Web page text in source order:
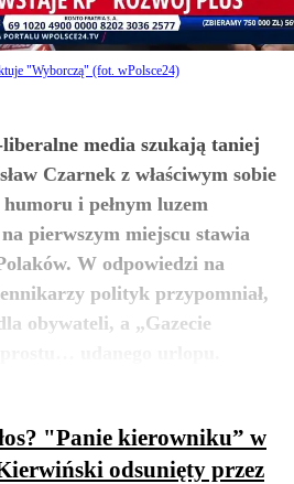
"Wyborczą" (fot. wPolsce24)
media szukają taniej
Czarnek z właściwym sobie
i pełnym luzem
pierwszym miejscu stawia
W odpowiedzi na
polityk przypomniał,
obywateli, a „Gazecie
zobacz więcej
"Panie kierowniku” w
odsunięty przez